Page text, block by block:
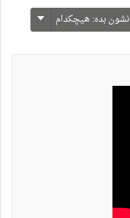
نشون بده: هیچکدام